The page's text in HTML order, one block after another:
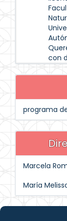
con
programa
Marcela
María